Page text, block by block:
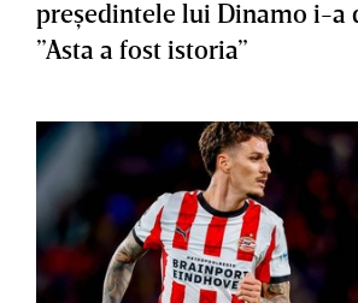
preşedintele lui Dinamo i-a
”Asta a fost istoria”